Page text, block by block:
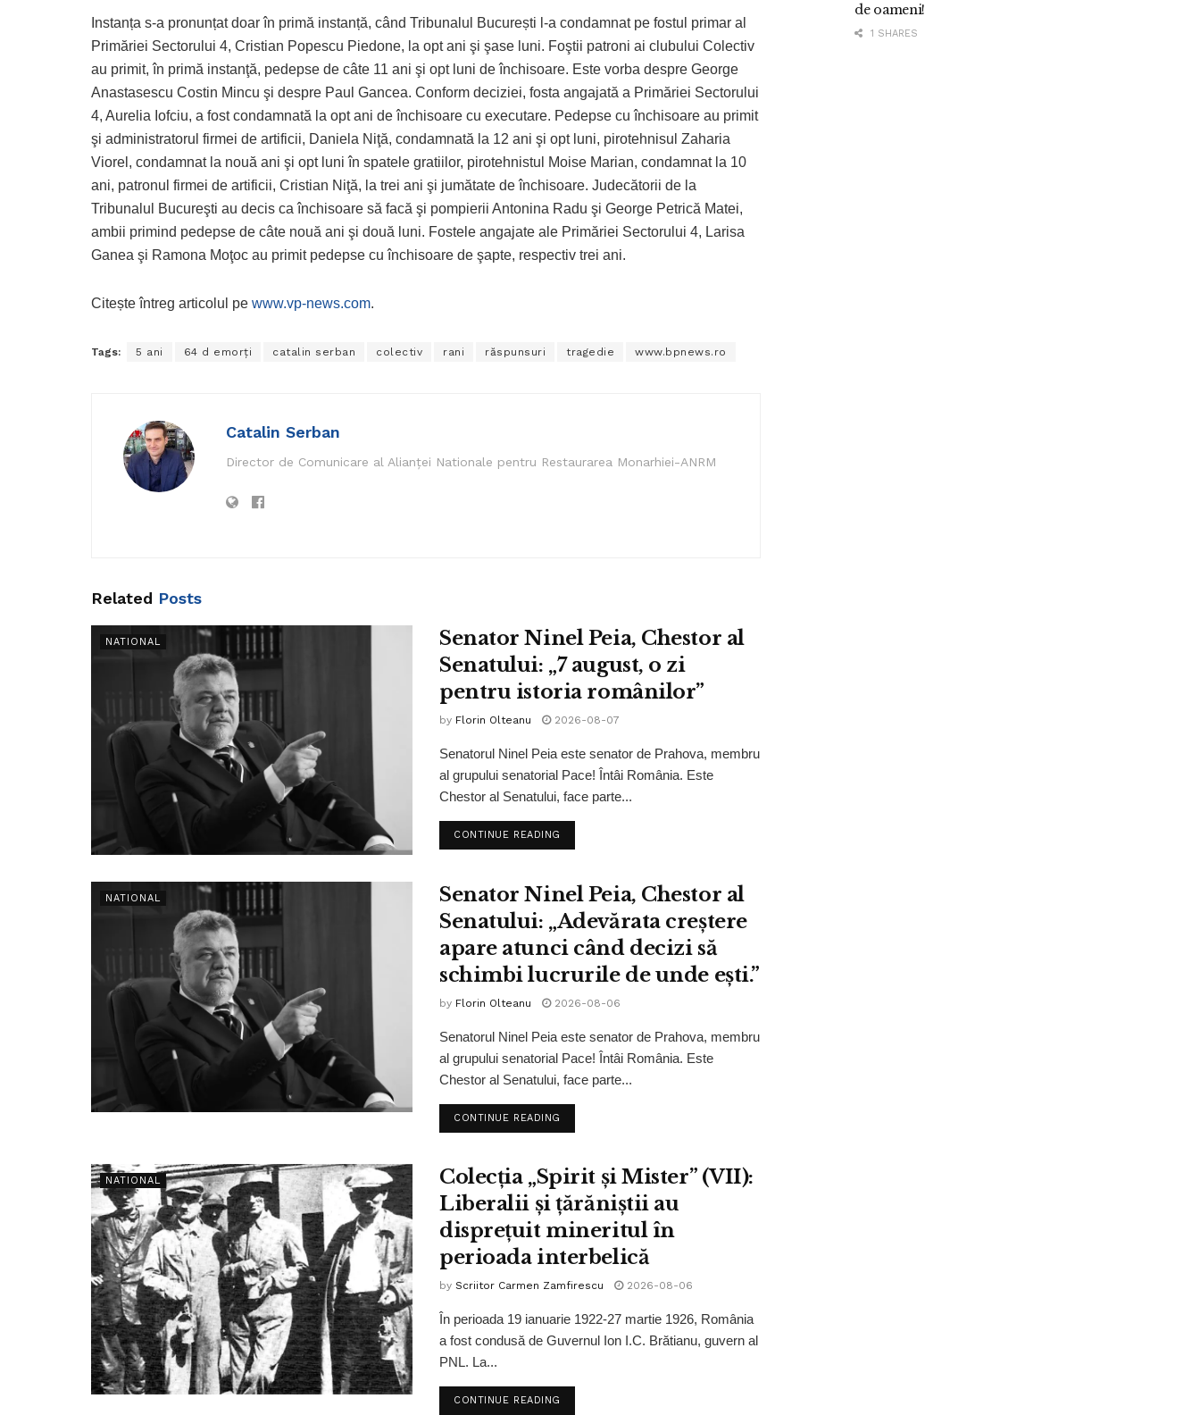
Instanța s-a pronunțat doar în primă instanță, când Tribunalul București l-a condamnat pe fostul primar al
Primăriei Sectorului 4, Cristian Popescu Piedone, la opt ani şi şase luni. Foştii patroni ai clubului Colectiv
au primit, în primă instanţă, pedepse de câte 11 ani şi opt luni de închisoare. Este vorba despre George
Anastasescu Costin Mincu şi despre Paul Gancea. Conform deciziei, fosta angajată a Primăriei Sectorului
4, Aurelia Iofciu, a fost condamnată la opt ani de închisoare cu executare. Pedepse cu închisoare au primit
şi administratorul firmei de artificii, Daniela Niţă, condamnată la 12 ani şi opt luni, pirotehnisul Zaharia
Viorel, condamnat la nouă ani şi opt luni în spatele gratiilor, pirotehnistul Moise Marian, condamnat la 10
ani, patronul firmei de artificii, Cristian Niţă, la trei ani şi jumătate de închisoare. Judecătorii de la
Tribunalul Bucureşti au decis ca închisoare să facă şi pompierii Antonina Radu şi George Petrică Matei,
ambii primind pedepse de câte nouă ani şi două luni. Fostele angajate ale Primăriei Sectorului 4, Larisa
Ganea şi Ramona Moţoc au primit pedepse cu închisoare de şapte, respectiv trei ani.
Citește întreg articolul pe www.vp-news.com.
Tags: 5 ani 64 d emorți catalin serban colectiv rani răspunsuri tragedie www.bpnews.ro
Catalin Serban
Director de Comunicare al Alianței Nationale pentru Restaurarea Monarhiei-ANRM
Related Posts
NATIONAL
Senator Ninel Peia, Chestor al
Senatului: „7 august, o zi
pentru istoria românilor”
by Florin Olteanu 2026-08-07
Senatorul Ninel Peia este senator de Prahova, membru
al grupului senatorial Pace! Întâi România. Este
Chestor al Senatului, face parte...
CONTINUE READING
NATIONAL
Senator Ninel Peia, Chestor al
Senatului: „Adevărata creștere
apare atunci când decizi să
schimbi lucrurile de unde ești.”
by Florin Olteanu 2026-08-06
Senatorul Ninel Peia este senator de Prahova, membru
al grupului senatorial Pace! Întâi România. Este
Chestor al Senatului, face parte...
CONTINUE READING
NATIONAL
Colecția „Spirit și Mister” (VII):
Liberalii și țărăniștii au
disprețuit mineritul în
perioada interbelică
by Scriitor Carmen Zamfirescu 2026-08-06
În perioada 19 ianuarie 1922-27 martie 1926, România
a fost condusă de Guvernul Ion I.C. Brătianu, guvern al
PNL. La...
CONTINUE READING
de oameni!
1 SHARES